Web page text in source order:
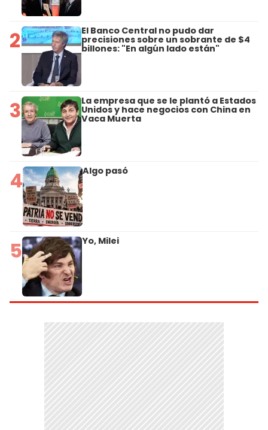
2 El Banco Central no pudo dar
precisiones sobre un sobrante de $4
billones: "En algún lado están"
3 La empresa que se le plantó a Estados
Unidos y hace negocios con China en
Vaca Muerta
4 Algo pasó
5 Yo, Milei